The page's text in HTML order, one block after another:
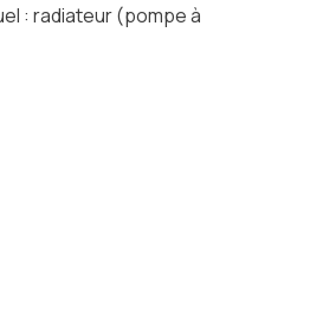
: radiateur (pompe à